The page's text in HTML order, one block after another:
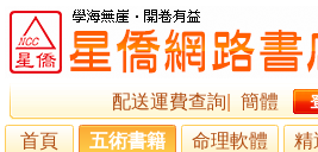
配送運費查詢
簡體
首頁
五術書籍 命理軟體 精